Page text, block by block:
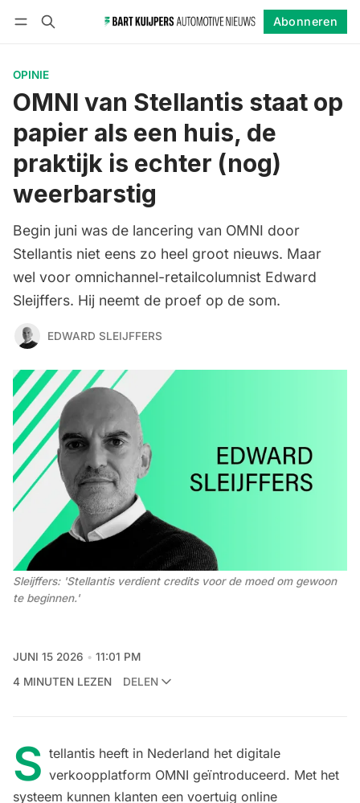
Abonneren
OPINIE
OMNI van Stellantis staat op
papier als een huis, de
praktijk is echter (nog)
weerbarstig
Begin juni was de lancering van OMNI door
Stellantis niet eens zo heel groot nieuws. Maar
wel voor omnichannel-retailcolumnist Edward
Sleijffers. Hij neemt de proef op de som.
EDWARD SLEIJFFERS
Sleijffers: 'Stellantis verdient credits voor de moed om gewoon
te beginnen.'
JUNI 15 2026
11:01 PM
4 MINUTEN LEZEN
DELEN
S tellantis heeft in Nederland het digitale
verkoopplatform OMNI geïntroduceerd. Met het
systeem kunnen klanten een voertuig online